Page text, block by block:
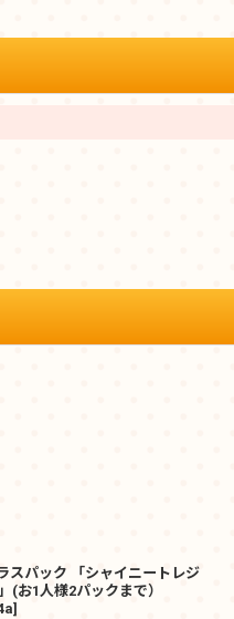
スパック 「シャイニートレジ
(お1人様2パックまで）
]